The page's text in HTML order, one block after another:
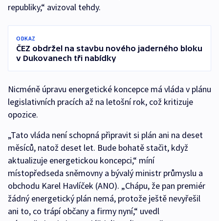
republiky,“ avizoval tehdy.
ODKAZ
ČEZ obdržel na stavbu nového jaderného bloku
v Dukovanech tři nabídky
Nicméně úpravu energetické koncepce má vláda v plánu
legislativních pracích až na letošní rok, což kritizuje
opozice.
„Tato vláda není schopná připravit si plán ani na deset
měsíců, natož deset let. Bude bohatě stačit, když
aktualizuje energetickou koncepci,“ míní
místopředseda sněmovny a bývalý ministr průmyslu a
obchodu Karel Havlíček (ANO). „Chápu, že pan premiér
žádný energetický plán nemá, protože ještě nevyřešil
ani to, co trápí občany a firmy nyní,“ uvedl